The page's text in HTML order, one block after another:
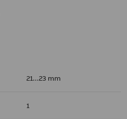
21...23 mm
1